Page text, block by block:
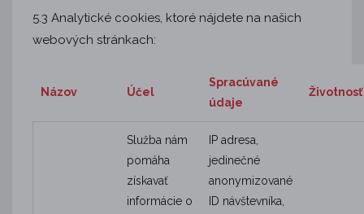
5.3 Analytické cookies, ktoré nájdete na našich
webových stránkach:
Názov Účel
Spracúvané
údaje
Životnosť
Služba nám
pomáha
získavať
informácie o
IP adresa,
jedinečné
anonymizované
ID návštevníka,